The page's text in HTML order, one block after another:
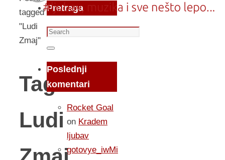
tagged
"Ludi
Zmaj"
Tag:
Ludi
Pretraga
Search
for:
Search
Poslednji
komentari
Rocket Goal
on Kradem
ljubav
gotovye_iwMi